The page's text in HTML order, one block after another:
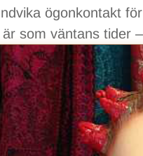
ögonkontakt
som väntans tider